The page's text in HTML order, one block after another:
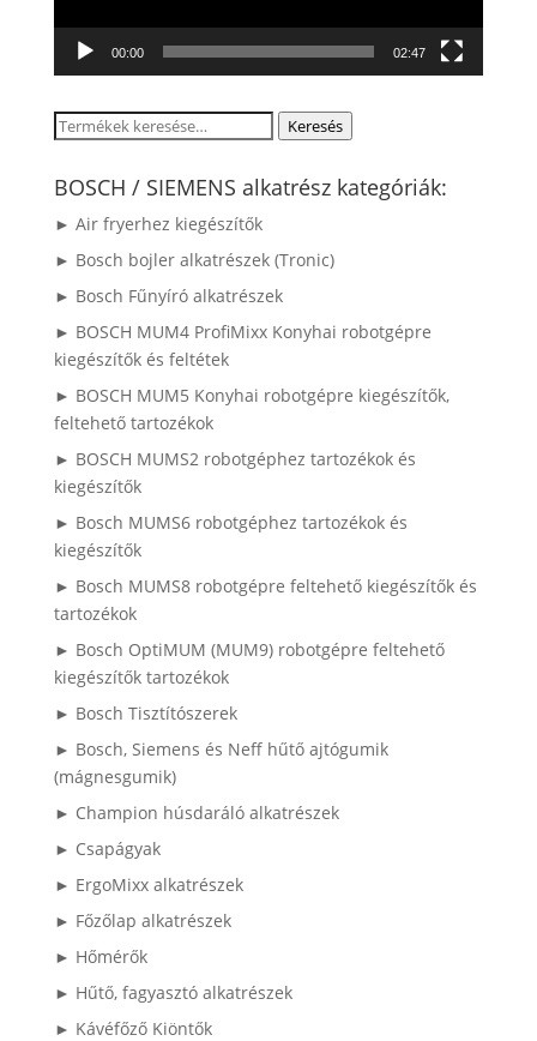
00:00 02:47
Keresés
következőre:
Keresés
BOSCH / SIEMENS alkatrész kategóriák:
► Air fryerhez kiegészítők
► Bosch bojler alkatrészek (Tronic)
► Bosch Fűnyíró alkatrészek
► BOSCH MUM4 ProfiMixx Konyhai robotgépre
kiegészítők és feltétek
► BOSCH MUM5 Konyhai robotgépre kiegészítők,
feltehető tartozékok
► BOSCH MUMS2 robotgéphez tartozékok és
kiegészítők
► Bosch MUMS6 robotgéphez tartozékok és
kiegészítők
► Bosch MUMS8 robotgépre feltehető kiegészítők és
tartozékok
► Bosch OptiMUM (MUM9) robotgépre feltehető
kiegészítők tartozékok
► Bosch Tisztítószerek
► Bosch, Siemens és Neff hűtő ajtógumik
(mágnesgumik)
► Champion húsdaráló alkatrészek
► Csapágyak
► ErgoMixx alkatrészek
► Főzőlap alkatrészek
► Hőmérők
► Hűtő, fagyasztó alkatrészek
► Kávéfőző Kiöntők